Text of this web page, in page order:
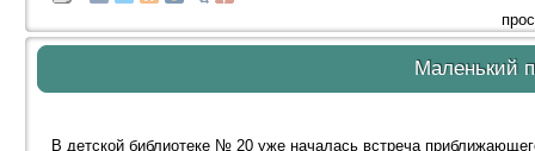
Маленький
В детской библиотеке № 20 уже началась встреча